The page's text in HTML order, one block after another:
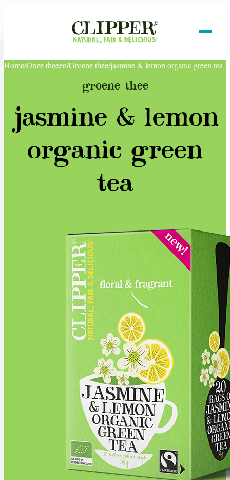
Home/Onze theeën/Groene thee/jasmine & lemon organic green tea
groene thee
jasmine & lemon
organic green
tea